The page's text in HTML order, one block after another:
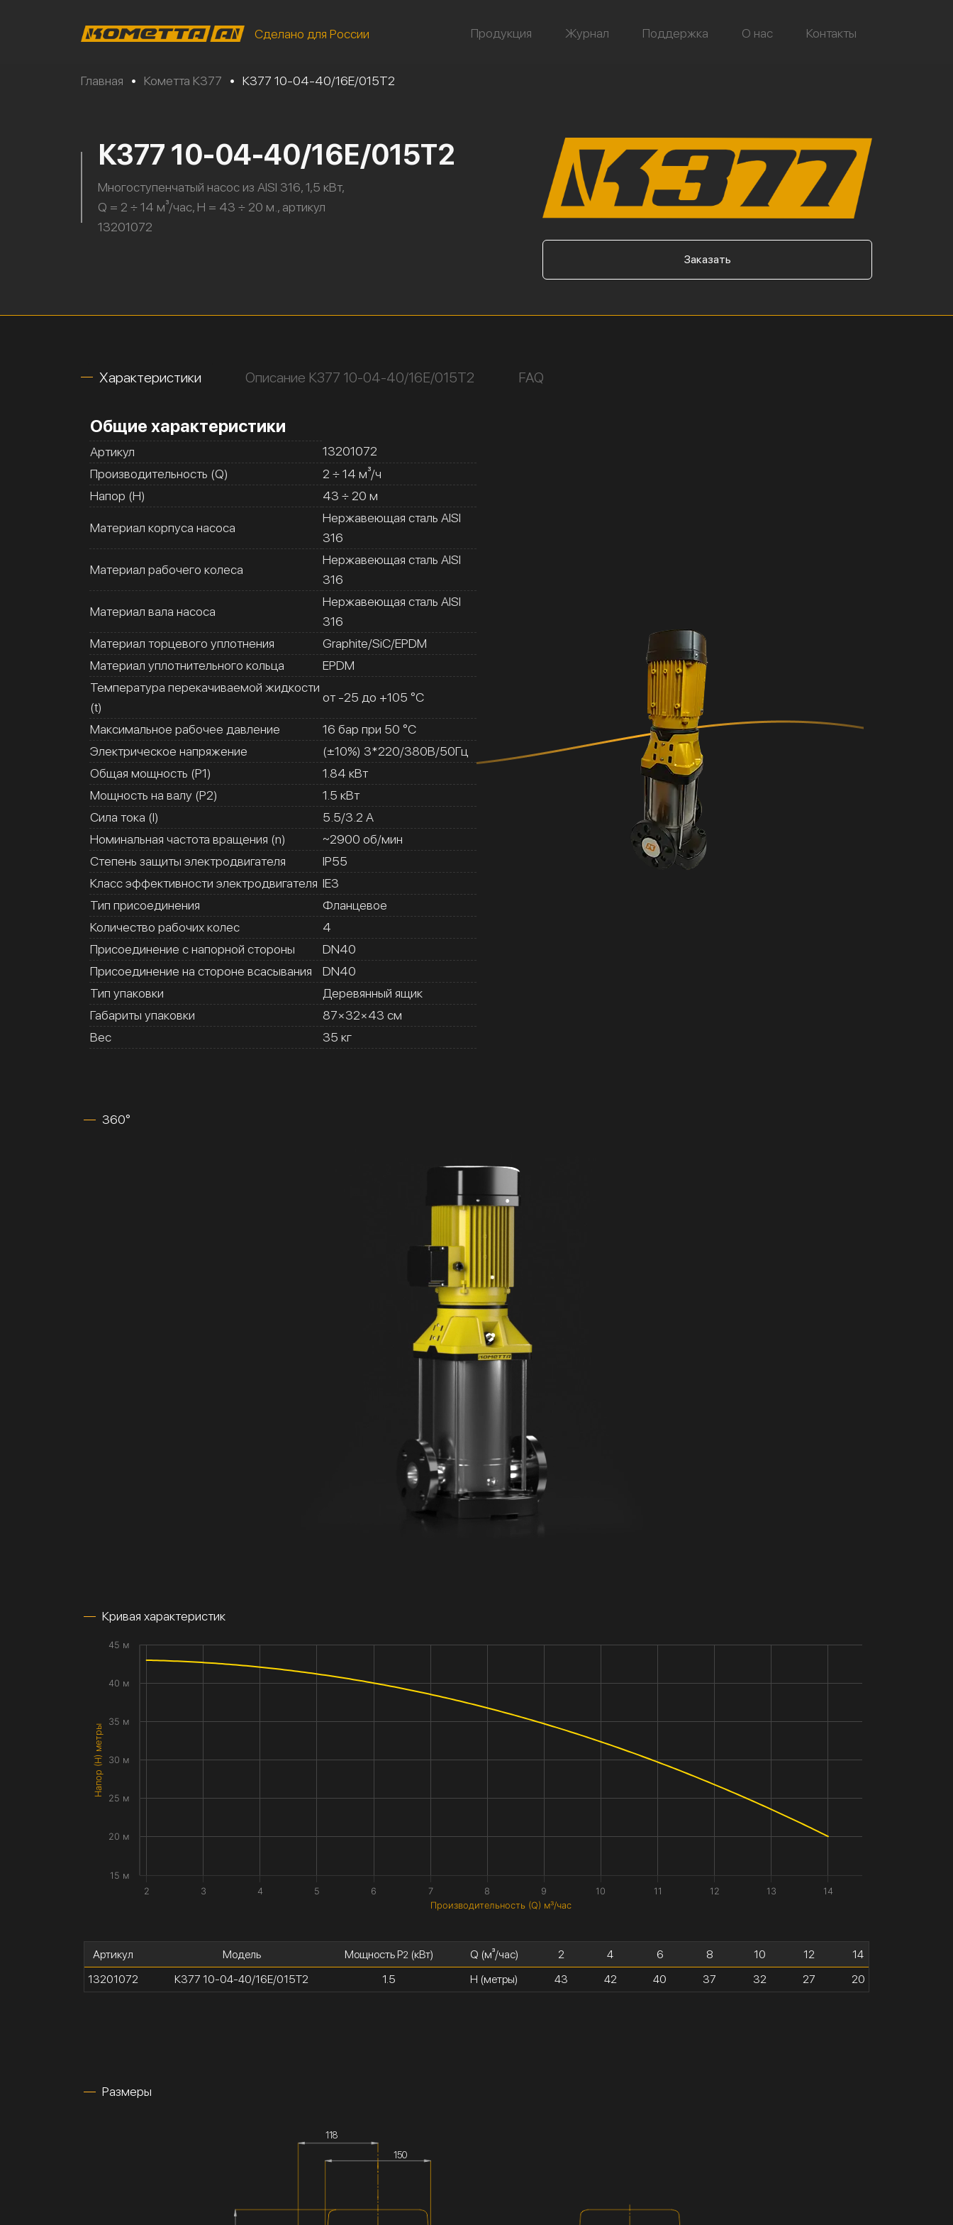
Сделано для России Продукция Журнал Поддержка О нас Контакты
Главная • Кометта К377 • К377 10-04-40/16Е/015Т2
К377 10-04-40/16Е/015Т2
Многоступенчатый насос из AISI 316, 1,5 кВт,
Q = 2 ÷ 14 м³/час, H = 43 ÷ 20 м., артикул
13201072
Заказать
Характеристики Описание К377 10-04-40/16Е/015Т2 FAQ
Общие характеристики
Артикул
13201072
Производительность (Q)
2 ÷ 14 м³/ч
Напор (H)
43 ÷ 20 м
Материал корпуса насоса
Нержавеющая сталь AISI
316
Материал рабочего колеса
Нержавеющая сталь AISI
316
Материал вала насоса
Нержавеющая сталь AISI
316
Материал торцевого уплотнения
Graphite/SiC/EPDM
Материал уплотнительного кольца
EPDM
Температура перекачиваемой жидкости
(t)
от -25 до +105 °C
Максимальное рабочее давление
16 бар при 50 °C
Электрическое напряжение
(±10%) 3*220/380В/50Гц
Общая мощность (Р1)
1.84 кВт
Мощность на валу (Р2)
1.5 кВт
Сила тока (I)
5.5/3.2 A
Номинальная частота вращения (n)
~2900 об/мин
Степень защиты электродвигателя
IP55
Класс эффективности электродвигателя IE3
Тип присоединения
Фланцевое
Количество рабочих колес
4
Присоединение с напорной стороны
DN40
Присоединение на стороне всасывания
DN40
Тип упаковки
Деревянный ящик
Габариты упаковки
87×32×43 см
Вес
35 кг
360°
Кривая характеристик
Производительность (Q) м³/час
Напор (H) метры
2 3 4 5 6 7 8 9 10 11 12 13 14
15 м
20 м
25 м
30 м
35 м
40 м
45 м
Артикул
13201072
Модель
К377 10-04-40/16Е/015Т2
Мощность P2 (кВт)
1.5
Q (м³/час)
H (метры)
2
43
4
42
6
40
8
37
10
32
12
27
14
20
Размеры
118
150